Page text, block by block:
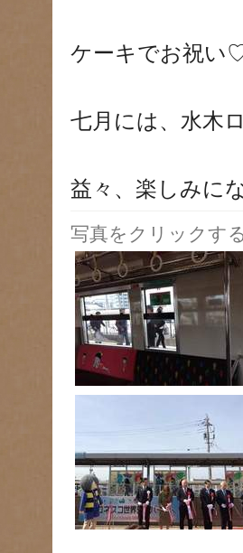
ケーキでお祝
七月には、水木
益々、楽しみに
写真をクリックす